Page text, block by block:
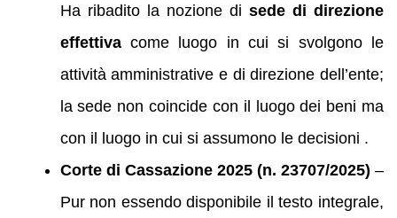
Ha ribadito la nozione di sede di direzione
effettivacome luogo in cui si svolgono le
attività amministrative e di direzione dell’ente;
la sede non coincide con il luogo dei beni ma
con il luogo in cui si assumono le decisioni .
Corte di Cassazione 2025 (n. 23707/2025) –
Pur non essendo disponibile il testo integrale,